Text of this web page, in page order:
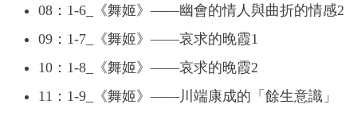
08：1-6_《舞姬》——幽會的情人與曲折的情感2
09：1-7_《舞姬》——哀求的晚霞1
10：1-8_《舞姬》——哀求的晚霞2
11：1-9_《舞姬》——川端康成的「餘生意識」